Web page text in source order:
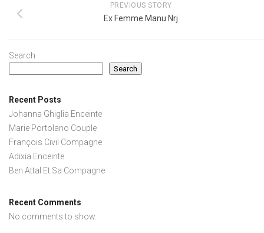
PREVIOUS STORY
Ex Femme Manu Nrj
Search
Search
Recent Posts
Johanna Ghiglia Enceinte
Marie Portolano Couple
François Civil Compagne
Adixia Enceinte
Ben Attal Et Sa Compagne
Recent Comments
No comments to show.